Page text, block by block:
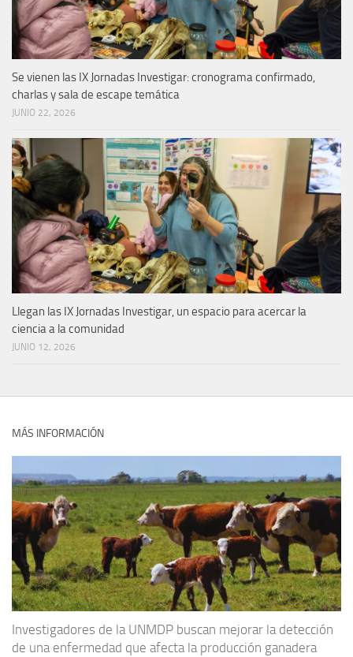
Se vienen las IX Jornadas Investigar: cronograma confirmado,
charlas y sala de escape temática
JUNIO 22, 2026
Llegan las IX Jornadas Investigar, un espacio para acercar la
ciencia a la comunidad
JUNIO 12, 2026
MÁS INFORMACIÓN
Investigadores de la UNMDP buscan mejorar la detección
de una enfermedad que afecta la producción ganadera